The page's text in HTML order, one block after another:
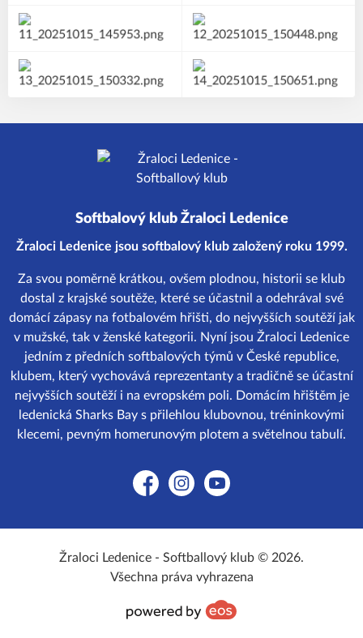
Softbalový klub Žraloci Ledenice
Žraloci Ledenice jsou softbalový klub založený roku 1999.
Za svou poměrně krátkou, ovšem plodnou, historii se klub
dostal z krajské soutěže, které se účastnil a odehrával své
domácí zápasy na fotbalovém hřišti, do nejvyšších soutěží jak
v mužské, tak v ženské kategorii. Nyní jsou Žraloci Ledenice
jedním z předních softbalových týmů v České republice,
klubem, který vychovává reprezentanty a tradičně se účastní
nejvyšších soutěží i na evropském poli. Domácím hřištěm je
ledenická Sharks Bay s přilehlou klubovnou, tréninkovými
klecemi, pevným homerunovým plotem a světelnou tabulí.
FacebookInstagramYouTube
Žraloci Ledenice - Softballový klub © 2026.
Všechna práva vyhrazena